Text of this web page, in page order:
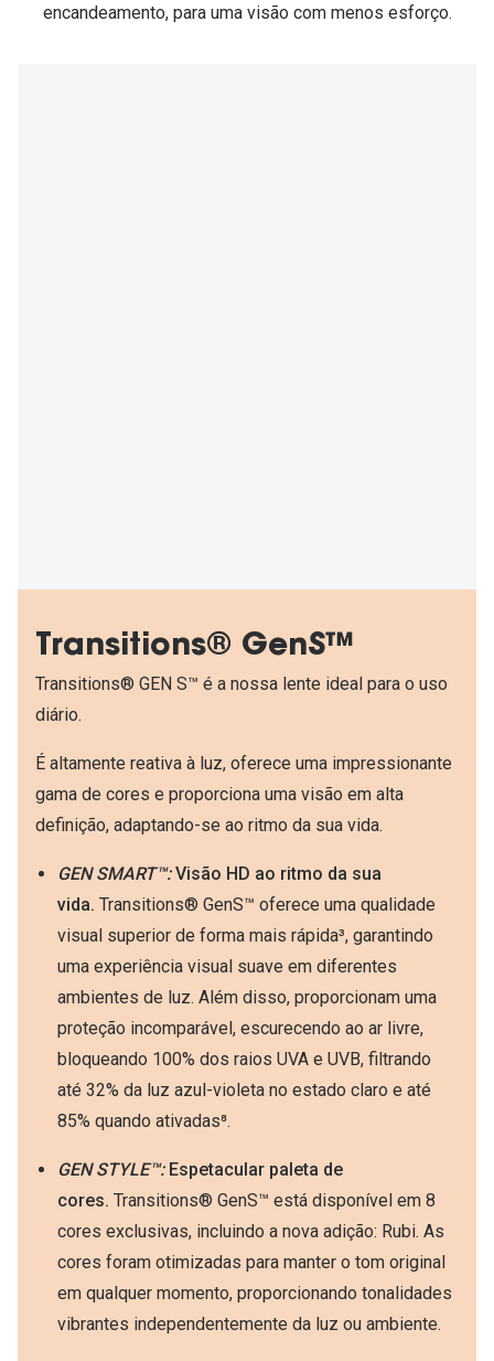
encandeamento, para uma visão com menos esforço.
Transitions® GenS™
Transitions® GEN S™ é a nossa lente ideal para o uso
diário.
É altamente reativa à luz, oferece uma impressionante
gama de cores e proporciona uma visão em alta
definição, adaptando-se ao ritmo da sua vida.
GEN SMART™:Visão HD ao ritmo da sua
vida. Transitions® GenS™ oferece uma qualidade
visual superior de forma mais rápida³, garantindo
uma experiência visual suave em diferentes
ambientes de luz. Além disso, proporcionam uma
proteção incomparável, escurecendo ao ar livre,
bloqueando 100% dos raios UVA e UVB, filtrando
até 32% da luz azul-violeta no estado claro e até
85% quando ativadas⁸.
GEN STYLE™: Espetacular paleta de
cores. Transitions® GenS™ está disponível em 8
cores exclusivas, incluindo a nova adição: Rubi. As
cores foram otimizadas para manter o tom original
em qualquer momento, proporcionando tonalidades
vibrantes independentemente da luz ou ambiente.